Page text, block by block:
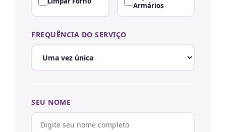
Armários
FREQUÊNCIA DO SERVIÇO
SEU NOME